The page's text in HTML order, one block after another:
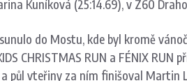
Kuníková (25:14.69), v Z60
do Mostu, kde byl kromě
CHRISTMAS RUN a FÉNIX
a půl vteřiny za ním finišoval